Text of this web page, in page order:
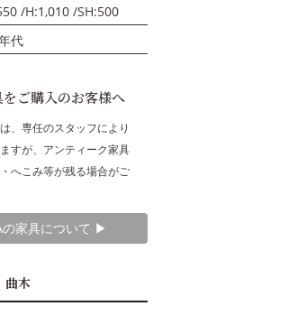
/H:1,010 /SH:500
代
ご購入のお客様へ
、専任のスタッフにより
すが、アンティーク家具
へこみ等が残る場合がご
の家具について ▶︎
木